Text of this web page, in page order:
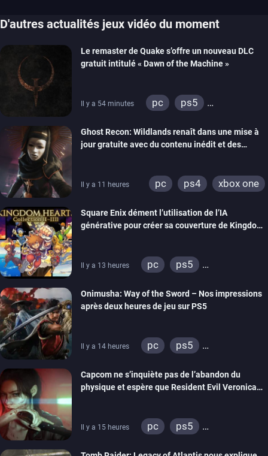
D'autres actualités jeux vidéo du moment
Le remaster de Quake s’offre un nouveau DLC
gratuit intitulé « Dawn of the Machine »
Il y a 54 minutes pc
ps5
ps4
xbox one
nintendo 64
Ghost Recon: Wildlands renaît dans une mise à
jour gratuite avec du contenu inédit et des
Il y a 11 heures pc ps4 xbox one
Square Enix dément l’utilisation de l’IA
générative pour créer sa couverture de Kingdom
Il y a 13 heures pc
ps5
Onimusha: Way of the Sword – Nos impressions
après deux heures de jeu sur PS5
Il y a 14 heures pc
ps5
Capcom ne s’inquiète pas de l’abandon du
physique et espère que Resident Evil Veronica
Il y a 15 heures pc
ps5